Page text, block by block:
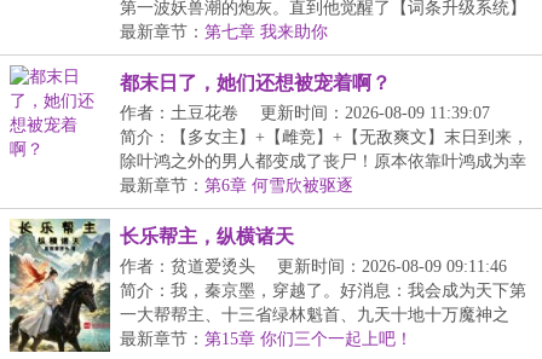
第一波妖兽潮的炮灰。直到他觉醒了【词条升级系统】
杀...
最新章节： 第七章 我来助你
都末日了，她们还想被宠着啊？
作者：土豆花卷
更新时间：2026-08-09 11:39:07
简介：【多女主】+【雌竞】+【无敌爽文】末日到来，
除叶鸿之外的男人都变成了丧尸！原本依靠叶鸿成为幸
存...
最新章节： 第6章 何雪欣被驱逐
长乐帮主，纵横诸天
作者：贫道爱烫头
更新时间：2026-08-09 09:11:46
简介：我，秦京墨，穿越了。好消息：我会成为天下第
一大帮帮主、十三省绿林魁首、九天十地十万魔神之
主，...
最新章节： 第15章 你们三个一起上吧！